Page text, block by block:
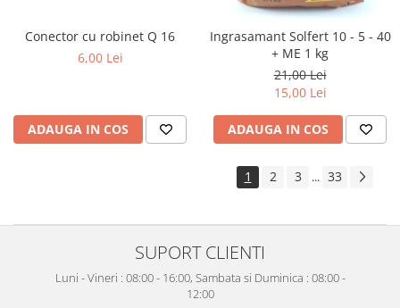
Conector cu robinet Q 16
6,00 Lei
ADAUGA IN COS
Ingrasamant Solfert 10 - 5 - 40
+ ME 1 kg
21,00 Lei
15,00 Lei
ADAUGA IN COS
1 2 3 ... 33
SUPORT CLIENTI
Luni - Vineri : 08:00 - 16:00, Sambata si Duminica : 08:00 -
12:00